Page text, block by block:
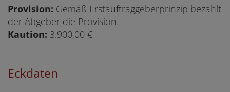
Provision: Gemäß Erstauftraggeberprinzip bezahlt
der Abgeber die Provision.
Kaution: 3.900,00 €
Eckdaten